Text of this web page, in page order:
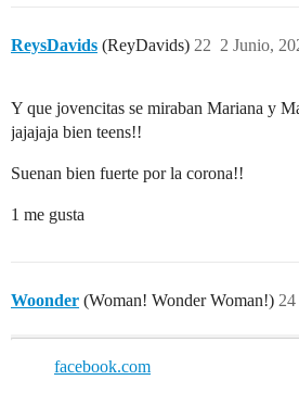
ReysDavids (ReyDavids) 2 Junio,
22
Y que jovencitas se miraban Mariana y
jajajaja bien teens!!
Suenan bien fuerte por la corona!!
1 me gusta
Woonder (Woman! Wonder Woman!) 24
facebook.com